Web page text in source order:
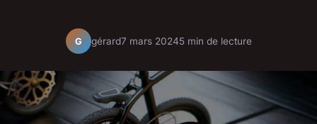
G gérard7 mars 20245 min de lecture